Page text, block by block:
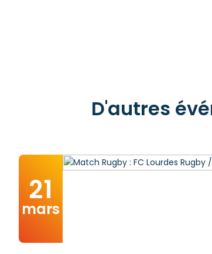
D'autres
21
mars